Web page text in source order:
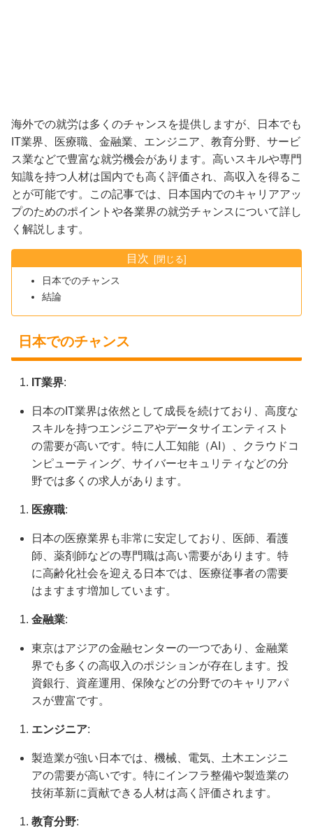
海外での就労は多くのチャンスを提供しますが、日本でも
IT業界、医療職、金融業、エンジニア、教育分野、サービ
ス業などで豊富な就労機会があります。高いスキルや専門
知識を持つ人材は国内でも高く評価され、高収入を得るこ
とが可能です。この記事では、日本国内でのキャリアアッ
プのためのポイントや各業界の就労チャンスについて詳し
く解説します。
目次
日本でのチャンス
結論
日本でのチャンス
IT業界:
日本のIT業界は依然として成長を続けており、高度な
スキルを持つエンジニアやデータサイエンティスト
の需要が高いです。特に人工知能（AI）、クラウドコ
ンピューティング、サイバーセキュリティなどの分
野では多くの求人があります。
医療職:
日本の医療業界も非常に安定しており、医師、看護
師、薬剤師などの専門職は高い需要があります。特
に高齢化社会を迎える日本では、医療従事者の需要
はますます増加しています。
金融業:
東京はアジアの金融センターの一つであり、金融業
界でも多くの高収入のポジションが存在します。投
資銀行、資産運用、保険などの分野でのキャリアパ
スが豊富です。
エンジニア:
製造業が強い日本では、機械、電気、土木エンジニ
アの需要が高いです。特にインフラ整備や製造業の
技術革新に貢献できる人材は高く評価されます。
教育分野: